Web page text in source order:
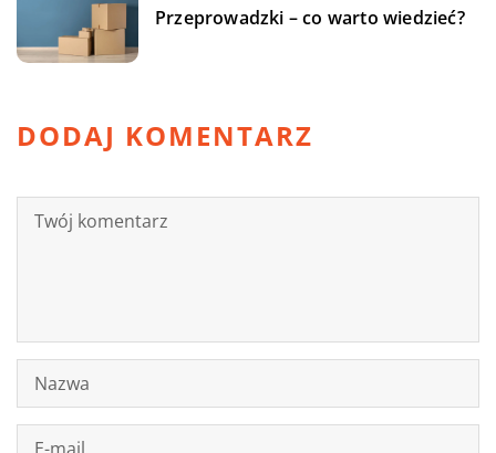
Przeprowadzki – co warto wiedzieć?
DODAJ KOMENTARZ